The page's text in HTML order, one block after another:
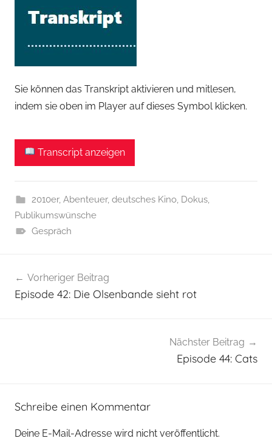
Sie können das Transkript aktivieren und mitlesen,
indem sie oben im Player auf dieses Symbol klicken.
Transcript anzeigen
2010er, Abenteuer, deutsches Kino, Dokus,
Publikumswünsche
Gespräch
Vorheriger Beitrag
Episode 42: Die Olsenbande sieht rot
Nächster Beitrag
Episode 44: Cats
Schreibe einen Kommentar
Deine E-Mail-Adresse wird nicht veröffentlicht.